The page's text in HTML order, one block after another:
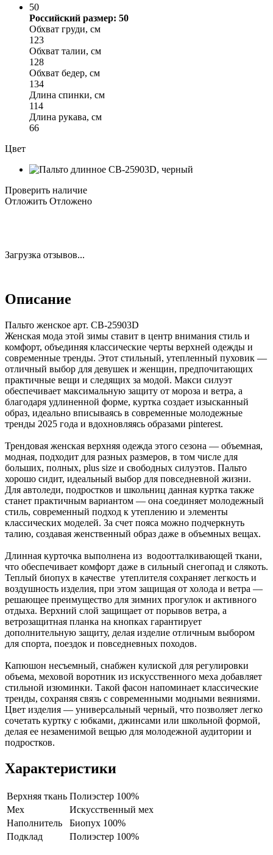
50
Российский размер: 50
Обхват груди, см
123
Обхват талии, см
128
Обхват бедер, см
134
Длина спинки, см
114
Длина рукава, см
66
Цвет
Проверить наличие
Отложить Отложено
Загрузка отзывов...
Описание
Пальто женское арт. CB-25903D
Женская мода этой зимы ставит в центр внимания стиль и
комфорт, объединяя классические черты верхней одежды и
современные тренды. Этот стильный, утепленный пуховик —
отличный выбор для девушек и женщин, предпочитающих
практичные вещи и следящих за модой. Макси силуэт
обеспечивает максимальную защиту от мороза и ветра, а
благодаря удлиненной форме, куртка создает изысканный
образ, идеально вписываясь в современные молодежные
тренды 2025 года и вдохновляясь образами pinterest.
Трендовая женская верхняя одежда этого сезона — объемная,
модная, подходит для разных размеров, в том числе для
больших, полных, plus size и свободных силуэтов. Пальто
хорошо сидит, идеальный выбор для повседневной жизни.
Для автоледи, подростков и школьниц данная куртка также
станет практичным вариантом — она соединяет молодежный
стиль, современный подход к утеплению и элементы
классических моделей. За счет пояса можно подчеркнуть
талию, создавая женственный образ даже в объемных вещах.
Длинная курточка выполнена из водоотталкивающей ткани,
что обеспечивает комфорт даже в сильный снегопад и слякоть.
Теплый биопух в качестве утеплителя сохраняет легкость и
воздушность изделия, при этом защищая от холода и ветра —
решающее преимущество для зимних прогулок и активного
отдыха. Верхний слой защищает от порывов ветра, а
ветрозащитная планка на кнопках гарантирует
дополнительную защиту, делая изделие отличным выбором
для спорта, поездок и повседневных походов.
Капюшон несъемный, снабжен кулиской для регулировки
объема, меховой воротник из искусственного меха добавляет
стильной изюминки. Такой фасон напоминает классические
тренды, сохраняя связь с современными модными веяниями.
Цвет изделия — универсальный черный, что позволяет легко
сочетать куртку с юбками, джинсами или школьной формой,
делая ее незаменимой вещью для молодежной аудитории и
подростков.
Характеристики
Верхняя ткань Полиэстер 100%
Мех
Искусственный мех
Наполнитель
Биопух 100%
Подклад
Полиэстер 100%